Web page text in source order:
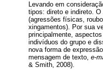
Levando em
tipos: direto e indireto. O
(agressões físicas,
xingamentos). Por sua
principalmente,
indivíduos do grupo e
nova forma de
mensagem de texto, e-
& Smith, 2008).